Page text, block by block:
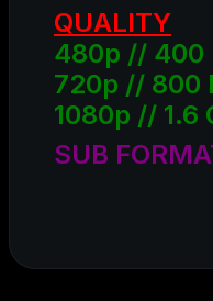
QUALITY
480p // 400
720p // 800
1080p // 1.6
SUB